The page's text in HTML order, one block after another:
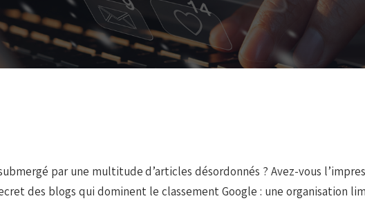
par une multitude d’articles désordonnés ? Avez-vous
des blogs qui dominent le classement Google : une organisation